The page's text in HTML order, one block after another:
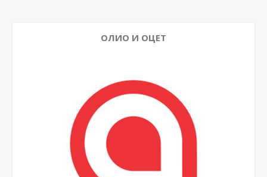
ОЛИО И ОЦЕТ